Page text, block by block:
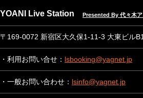
YOANI Live Station Presented By 代々木
〒169-0072 新宿区大久保1-11-3 大東ビル
・利用お問い合せ： lsbooking@yagnet.jp
・一般お問い合わせ： lsinfo@yagnet.jp